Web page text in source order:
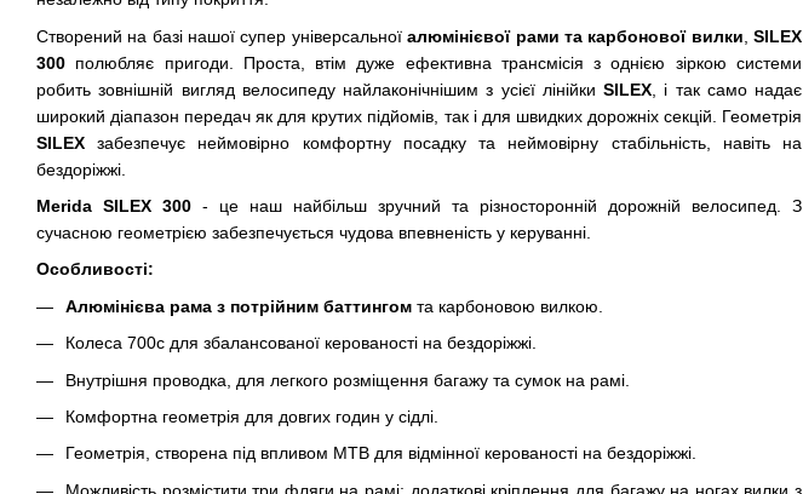
Створений на базі нашої супер універсальноїалюмінієвої рами та карбонової вилки ,SILEX
300 полюбляє пригоди. Проста, втім дуже ефективна трансмісія з однією зіркою системи
робить зовнішній вигляд велосипеду найлаконічнішим з усієї лінійки SILEX , і так само надає
широкий діапазон передач як для крутих підйомів, так і для швидких дорожніх секцій. Геометрія
SILEX забезпечує неймовірно комфортну посадку та неймовірну стабільність, навіть на
бездоріжжі.
Merida SILEX 300 - це наш найбільш зручний та різносторонній дорожній велосипед. З
сучасною геометрією забезпечується чудова впевненість у керуванні.
Особливості:
Алюмінієва рама з потрійним баттингом та карбоновою вилкою.
Колеса 700c для збалансованої керованості на бездоріжжі.
Внутрішня проводка, для легкого розміщення багажу та сумок на рамі.
Комфортна геометрія для довгих годин у сідлі.
Геометрія, створена під впливом MTB для відмінної керованості на бездоріжжі.
Можливість розмістити три фляги на рамі; додаткові кріплення для багажу на ногах вилки з